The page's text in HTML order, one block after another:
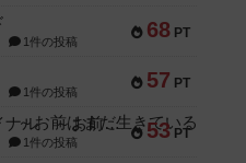
68 PT
1件の投稿
57 PT
1件の投稿
53 PT
セミファイナル ～お前はまだ生きている～
1件の投稿